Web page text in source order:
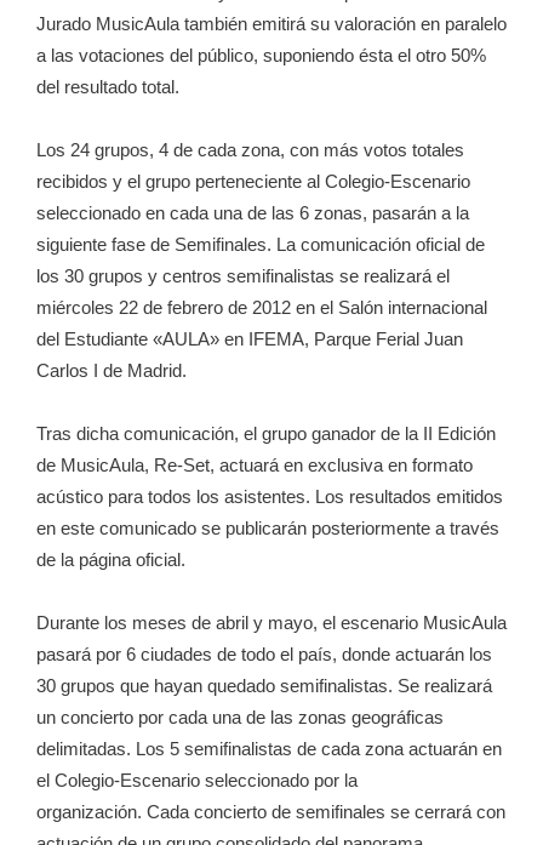
Jurado MusicAula también emitirá su valoración en paralelo
a las votaciones del público, suponiendo ésta el otro 50%
del resultado total.
Los 24 grupos, 4 de cada zona, con más votos totales
recibidos y el grupo perteneciente al Colegio-Escenario
seleccionado en cada una de las 6 zonas, pasarán a la
siguiente fase de Semifinales. La comunicación oficial de
los 30 grupos y centros semifinalistas se realizará el
miércoles 22 de febrero de 2012 en el Salón internacional
del Estudiante «AULA» en IFEMA, Parque Ferial Juan
Carlos I de Madrid.
Tras dicha comunicación, el grupo ganador de la II Edición
de MusicAula, Re-Set, actuará en exclusiva en formato
acústico para todos los asistentes. Los resultados emitidos
en este comunicado se publicarán posteriormente a través
de la página oficial.
Durante los meses de abril y mayo, el escenario MusicAula
pasará por 6 ciudades de todo el país, donde actuarán los
30 grupos que hayan quedado semifinalistas. Se realizará
un concierto por cada una de las zonas geográficas
delimitadas. Los 5 semifinalistas de cada zona actuarán en
el Colegio-Escenario seleccionado por la
organización. Cada concierto de semifinales se cerrará con